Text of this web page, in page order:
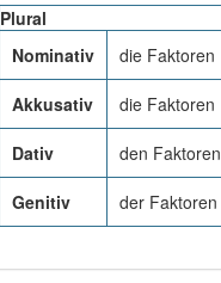
Plural
Nominativ
die Faktoren
Akkusativ die Faktoren
Dativ den Faktoren
Genitiv der Faktoren